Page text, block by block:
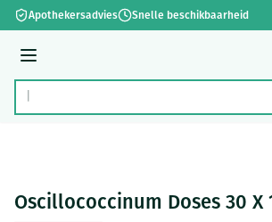
Ga naar de inhoud
Apothekersadvies Snelle beschikbaarheid
Menu
Product, merk, categorie...
Oscillococcinum Doses 30 X